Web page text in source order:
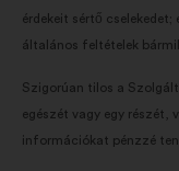
érdekeit sértő
általános feltételek
Szigorúan tilos a
egészét vagy egy
információkat pénzzé